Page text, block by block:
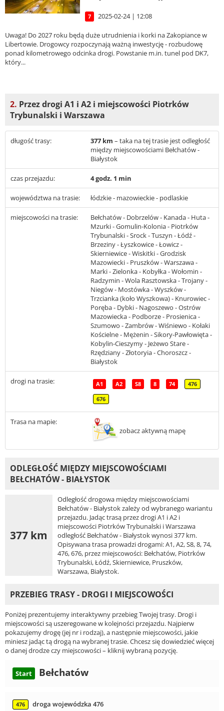
7 2025-02-24 | 12:08
Uwaga! Do 2027 roku będą duże utrudnienia i korki na Zakopiance w
Libertowie. Drogowcy rozpoczynają ważną inwestycję - rozbudowę
ponad kilometrowego odcinka drogi. Powstanie m.in. tunel pod DK7,
który...
2. Przez drogi A1 i A2 i miejscowości Piotrków
Trybunalski i Warszawa
długość trasy: 377 km – taka na tej trasie jest odległość
między miejscowościami Bełchatów -
Białystok
czas przejazdu: 4 godz. 1 min
województwa na trasie: łódzkie - mazowieckie - podlaskie
miejscowości na trasie:
Bełchatów - Dobrzelów - Kanada - Huta -
Mzurki - Gomulin-Kolonia - Piotrków
Trybunalski - Srock - Tuszyn - Łódź -
Brzeziny - Łyszkowice - Łowicz -
Skierniewice - Wiskitki - Grodzisk
Mazowiecki - Pruszków - Warszawa -
Marki - Zielonka - Kobyłka - Wołomin -
Radzymin - Wola Rasztowska - Trojany -
Niegów - Mostówka - Wyszków -
Trzcianka (koło Wyszkowa) - Knurowiec -
Poręba - Dybki - Nagoszewo - Ostrów
Mazowiecka - Podborze - Prosienica -
Szumowo - Zambrów - Wiśniewo - Kołaki
Kościelne - Mężenin - Sikory-Pawłowięta -
Kobylin-Cieszymy - Jeżewo Stare -
Rzędziany - Złotoryia - Choroszcz -
Białystok
drogi na trasie: A1 A2 S8 8 74 476
676
Trasa na mapie:
zobacz aktywną mapę
ODLEGŁOŚĆ MIĘDZY MIEJSCOWOŚCIAMI
BEŁCHATÓW - BIAŁYSTOK
377 km
Odległość drogowa między miejscowościami
Bełchatów - Białystok zależy od wybranego wariantu
przejazdu. Jadąc trasą przez drogi A1 i A2 i
miejscowości Piotrków Trybunalski i Warszawa
odległość Bełchatów - Białystok wynosi 377 km.
Opisywana trasa prowadzi drogami: A1, A2, S8, 8, 74,
476, 676, przez miejscowości: Bełchatów, Piotrków
Trybunalski, Łódź, Skierniewice, Pruszków,
Warszawa, Białystok.
PRZEBIEG TRASY - DROGI I MIEJSCOWOŚCI
Poniżej prezentujemy interaktywny przebieg Twojej trasy. Drogi i
miejscowości są uszeregowane w kolejności przejazdu. Najpierw
pokazujemy drogę (jej nr i rodzaj), a następnie miejscowości, jakie
miniesz jadąc tą drogą na wybranej trasie. Chcesz się dowiedzieć więcej
o danej drodze czy miejscowości – kliknij wybraną pozycję.
Start Bełchatów
476
droga wojewódzka 476